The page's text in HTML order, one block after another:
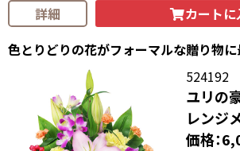
詳細
カートに
色とりどりの花がフォーマルな贈り物
524192
ユリの
レンジ
価格：